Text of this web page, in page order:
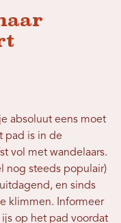
absoluut eens moet
pad is in de
vol met wandelaars.
nog steeds populair)
en sinds
klimmen. Informeer
op het pad voordat